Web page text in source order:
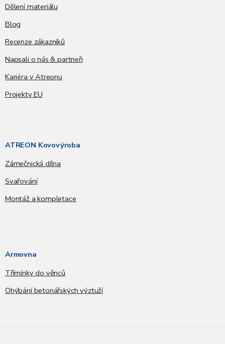
Dělení materiálu
Blog
Recenze zákazníků
Napsali o nás & partneři
Kariéra v Atreonu
Projekty EU
ATREON Kovovýroba
Zámečnická dílna
Svařování
Montáž a kompletace
Armovna
Třímínky do věnců
Ohýbání betonářských výztuží